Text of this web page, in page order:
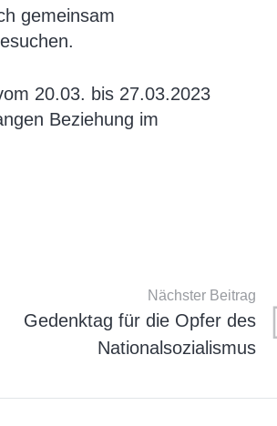
gemeinsam
20.03. bis 27.03.2023
Beziehung im
Nächster Beitrag
Gedenktag für die Opfer des
Nationalsozialismus